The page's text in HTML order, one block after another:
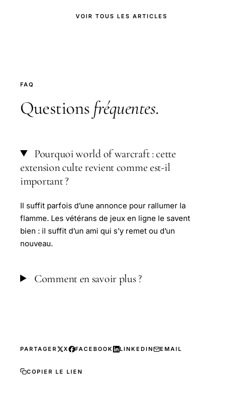
VOIR TOUS LES ARTICLES
FAQ
Questions fréquentes.
Pourquoi world of warcraft : cette
extension culte revient comme est-il
important ?
Il suffit parfois d’une annonce pour rallumer la
flamme. Les vétérans de jeux en ligne le savent
bien : il suffit d’un ami qui s’y remet ou d’un
nouveau.
Comment en savoir plus ?
PARTAGER X FACEBOOK LINKEDIN EMAIL
COPIER LE LIEN